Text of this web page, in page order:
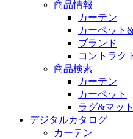
商品情報
カーテン
カーペット
ブランド
コントラク
商品検索
カーテン
カーペット
ラグ&マット
デジタルカタログ
カーテン